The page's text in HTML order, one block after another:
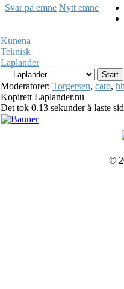
Svar på emne Nytt emne
Kunena
Teknisk
Laplander
Moderatorer: Torgersen, cato,
Kopirett Laplander.nu
Det tok 0.13 sekunder å laste
©